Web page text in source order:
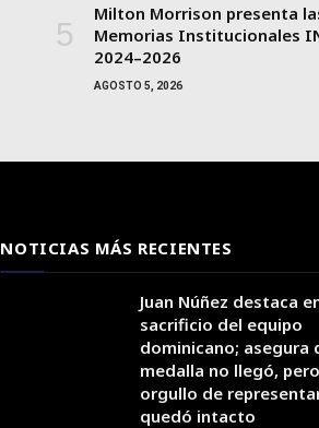
Milton Morrison presenta
Memorias Institucionales
2024–2026
AGOSTO 5, 2026
NOTICIAS MÁS RECIENTES
Juan Núñez destaca
sacrificio del equipo
dominicano; asegura
medalla no llegó,
orgullo de
quedó intacto